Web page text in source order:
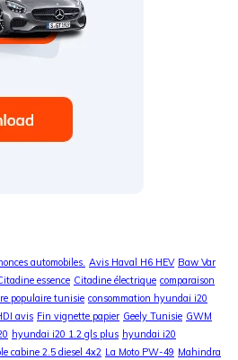
automobiles. Avis Haval H6 HEV Baw Var
essence Citadine électrique comparaison
populaire tunisie consommation hyundai i20
avis Fin vignette papier Geely Tunisie GWM
hyundai i20 1.2 gls plus hyundai i20
cabine 2.5 diesel 4x2 La Moto PW-49 Mahindra